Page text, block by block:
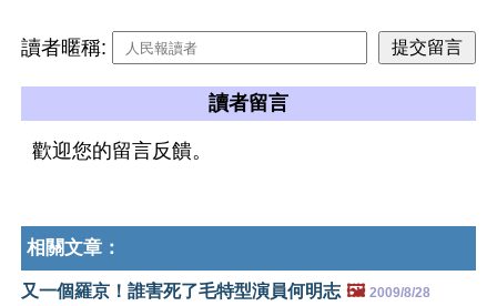
讀者暱稱:
讀者留言
歡迎您的留言反饋。
相關文章：
又一個羅京！誰害死了毛特型演員何明志 🖼️ 2009/8/28